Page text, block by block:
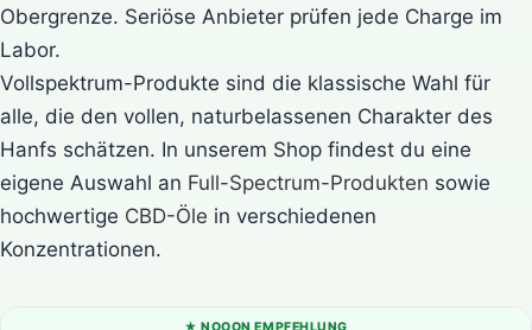
Obergrenze. Seriöse Anbieter prüfen jede Charge im
Labor.
Vollspektrum-Produkte sind die klassische Wahl für
alle, die den vollen, naturbelassenen Charakter des
Hanfs schätzen. In unserem Shop findest du eine
eigene Auswahl an Full-Spectrum-Produkten sowie
hochwertige CBD-Öle in verschiedenen
Konzentrationen.
★ NOOON EMPFEHLUNG